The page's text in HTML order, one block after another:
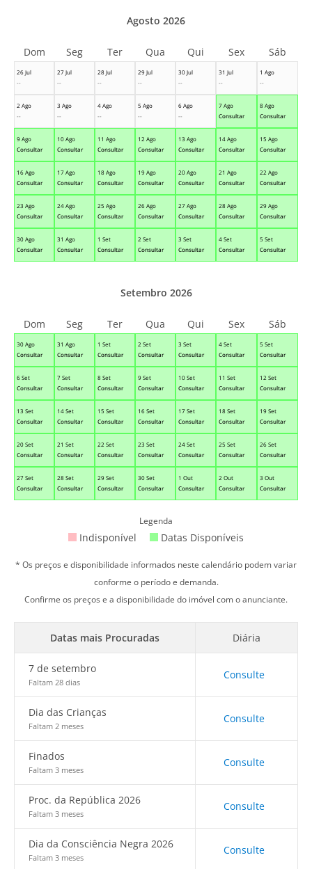
26 Jul
--
27 Jul
--
28 Jul
--
29 Jul
--
30 Jul
--
31 Jul
--
1 Ago
--
2 Ago
--
3 Ago
--
4 Ago
--
5 Ago
--
6 Ago
--
7 Ago
Consultar
8 Ago
Consultar
9 Ago
Consultar
10 Ago
Consultar
11 Ago
Consultar
12 Ago
Consultar
13 Ago
Consultar
14 Ago
Consultar
15 Ago
Consultar
16 Ago
Consultar
17 Ago
Consultar
18 Ago
Consultar
19 Ago
Consultar
20 Ago
Consultar
21 Ago
Consultar
22 Ago
Consultar
23 Ago
Consultar
24 Ago
Consultar
25 Ago
Consultar
26 Ago
Consultar
27 Ago
Consultar
28 Ago
Consultar
29 Ago
Consultar
30 Ago
Consultar
31 Ago
Consultar
1 Set
Consultar
2 Set
Consultar
3 Set
Consultar
4 Set
Consultar
5 Set
Consultar
Agosto 2026
Dom Seg Ter Qua Qui Sex Sáb
30 Ago
Consultar
31 Ago
Consultar
1 Set
Consultar
2 Set
Consultar
3 Set
Consultar
4 Set
Consultar
5 Set
Consultar
6 Set
Consultar
7 Set
Consultar
8 Set
Consultar
9 Set
Consultar
10 Set
Consultar
11 Set
Consultar
12 Set
Consultar
13 Set
Consultar
14 Set
Consultar
15 Set
Consultar
16 Set
Consultar
17 Set
Consultar
18 Set
Consultar
19 Set
Consultar
20 Set
Consultar
21 Set
Consultar
22 Set
Consultar
23 Set
Consultar
24 Set
Consultar
25 Set
Consultar
26 Set
Consultar
27 Set
Consultar
28 Set
Consultar
29 Set
Consultar
30 Set
Consultar
1 Out
Consultar
2 Out
Consultar
3 Out
Consultar
Setembro 2026
Dom Seg Ter Qua Qui Sex Sáb
Legenda
Indisponível Datas Disponíveis
* Os preços e disponibilidade informados neste calendário podem variar
conforme o período e demanda.
Confirme os preços e a disponibilidade do imóvel com o anunciante.
Datas mais Procuradas Diária
7 de setembro
Faltam 28 dias
Consulte
Dia das Crianças
Faltam 2 meses
Consulte
Finados
Faltam 3 meses
Consulte
Proc. da República 2026
Faltam 3 meses
Consulte
Dia da Consciência Negra 2026
Faltam 3 meses
Consulte